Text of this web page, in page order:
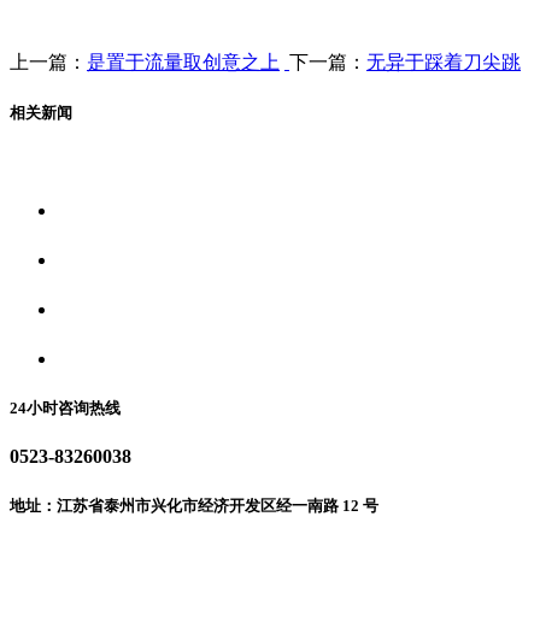
上一篇： 是置于流量取创意之上 下一篇： 无异于踩着刀尖跳
相关新闻
24小时咨询热线
0523-83260038
地址：江苏省泰州市兴化市经济开发区经一南路 12 号